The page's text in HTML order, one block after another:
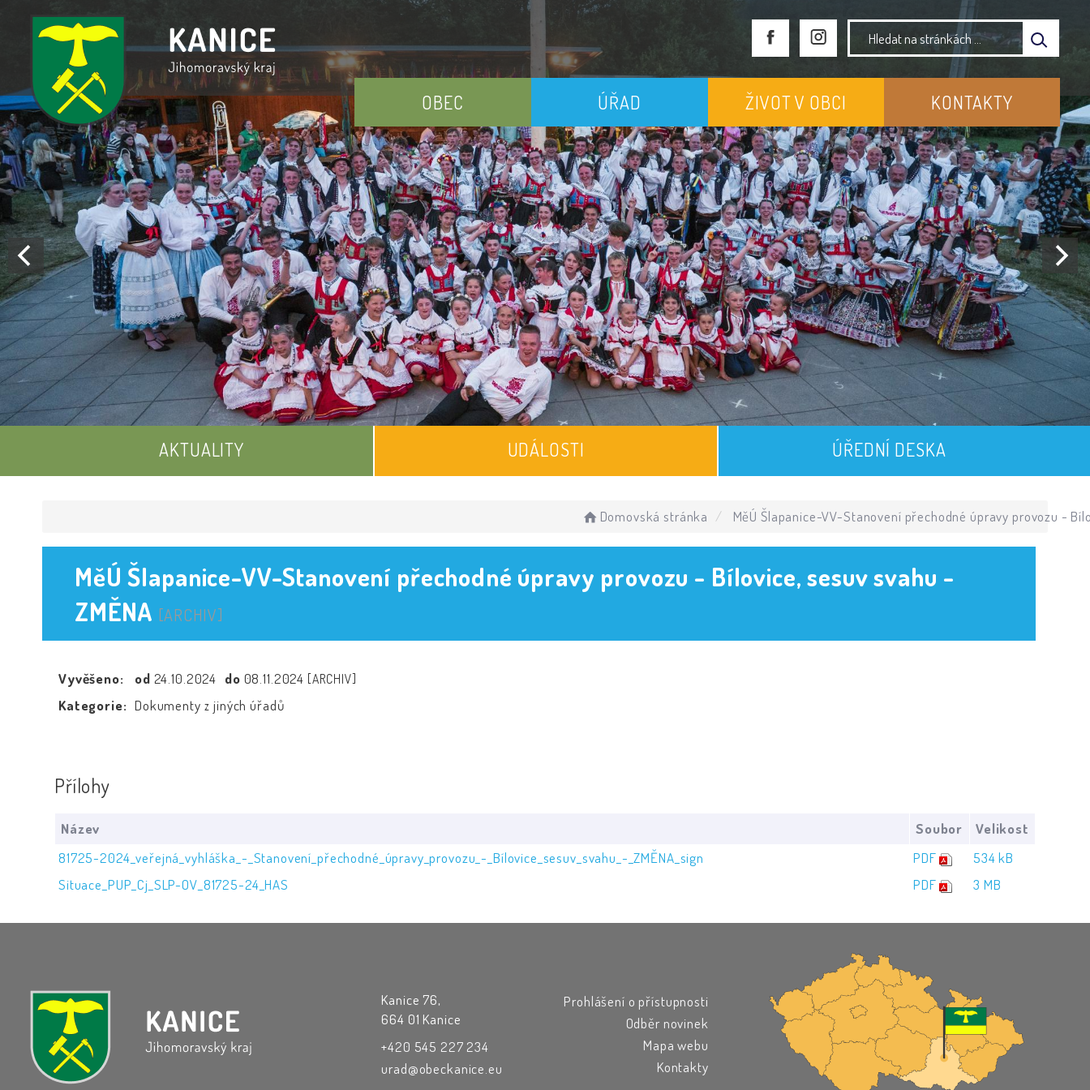
OBEC ÚŘAD ŽIVOT V OBCI KONTAKTY
AKTUALITY UDÁLOSTI ÚŘEDNÍ DESKA
Domovská stránka MěÚ Šlapanice-VV-Stanovení přechodné úpravy provozu -
MěÚ Šlapanice-VV-Stanovení přechodné úpravy provozu - Bílovice, sesuv svahu -
ZMĚNA [ARCHIV]
Vyvěšeno: od 24.10.2024 do 08.11.2024 [ARCHIV]
Kategorie: Dokumenty z jiných úřadů
Přílohy
Název Soubor
Velikost
81725-2024_veřejná_vyhláška_-_Stanovení_přechodné_úpravy_provozu_-_Bílovice_sesuv_svahu_-_ZMĚNA_sign
PDF
534 kB
Situace_PUP_Cj_SLP-OV_81725-24_HAS
PDF 3 MB
Kanice 76,
664 01 Kanice
+420 545 227 234
urad@obeckanice.eu
Prohlášení o přístupnosti
Odběr novinek
Mapa webu
Kontakty